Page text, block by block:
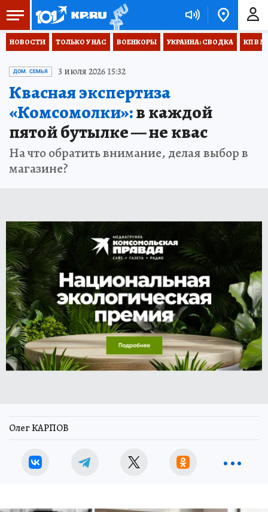
НОВОСТИ ТОЛЬКО У НАС ВОЕНКОРЫ УКРАИНА: СВОДКА КП В
ДОМ. СЕМЬЯ 3 июля 2026 15:32
Квасная экспертиза
«Комсомолки»:в каждой
пятой бутылке — не квас
На что обратить внимание, делая выбор в
магазине?
Олег КАРПОВ